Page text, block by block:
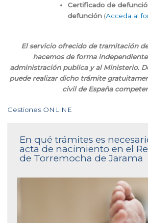
Certificado de
defunción (Acceda al
El servicio ofrecido de tramitación
hacemos de forma
administración publica y al Ministerio.
puede realizar dicho trámite
civil de España
Gestiones ONLINE
En qué trámites es
acta de nacimiento en el
de Torremocha de Jarama